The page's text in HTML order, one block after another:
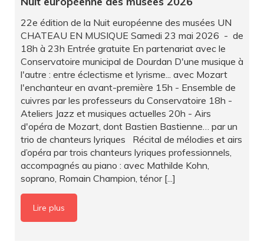
22e édition de la Nuit européenne des musées UN
CHATEAU EN MUSIQUE Samedi 23 mai 2026 - de
18h à 23h Entrée gratuite En partenariat avec le
Conservatoire municipal de Dourdan D'une musique à
l'autre : entre éclectisme et lyrisme... avec Mozart
l'enchanteur en avant-première 15h - Ensemble de
cuivres par les professeurs du Conservatoire 18h -
Ateliers Jazz et musiques actuelles 20h - Airs
d'opéra de Mozart, dont Bastien Bastienne… par un
trio de chanteurs lyriques Récital de mélodies et airs
d’opéra par trois chanteurs lyriques professionnels,
accompagnés au piano : avec Mathilde Kohn,
soprano, Romain Champion, ténor [...]
Lire plus